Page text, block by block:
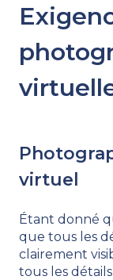
virtuel
Étant donné
que tous les
clairement
tous les